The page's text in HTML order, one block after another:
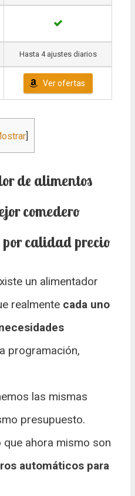
Hasta 4 ajustes diarios
Ver ofertas
de alimentos
comedero
calidad precio
un alimentador
realmente cada uno
programación,
las mismas
presupuesto.
ahora mismo son
automáticos para